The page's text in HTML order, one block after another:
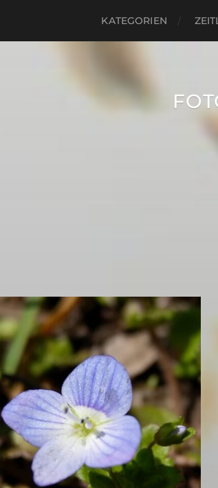
KATEGORIEN